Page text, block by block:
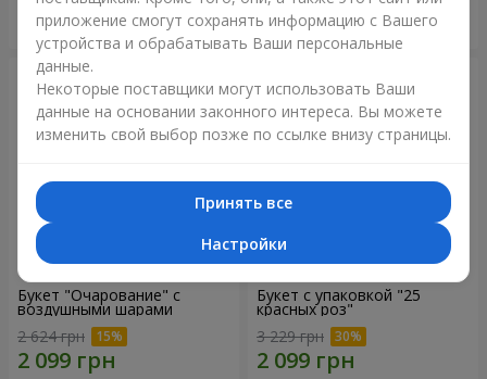
Заказать Заказать
Букет "Очарование" с
воздушными шарами
2 624 грн
Букет с упаковкой "25
красных роз"
3 229 грн
приложение смогут сохранять информацию с Вашего
устройства и обрабатывать Ваши персональные
данные.
Некоторые поставщики могут использовать Ваши
данные на основании законного интереса. Вы можете
изменить свой выбор позже по ссылке внизу страницы.
Принять все
Настройки